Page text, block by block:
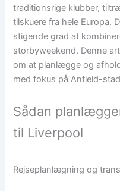
traditionsrige klubber,
tilskuere fra hele Europa.
stigende grad at
storbyweekend. Denne
om at planlægge og
med fokus på Anfield-
Sådan
til Liverpool
Rejseplanlægning og